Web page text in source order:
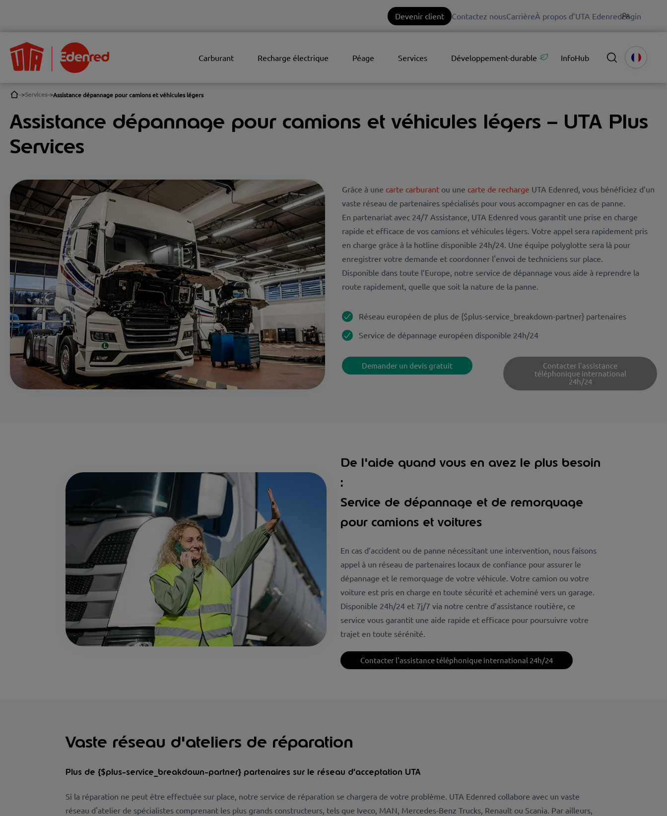
Devenir client Contactez nousCarrièreÀ propos d’UTA EdenredLogin
Carburant Recharge électrique Péage Services Développement-durable InfoHub
Services Assistance dépannage pour camions et véhicules légers
Assistance dépannage pour camions et véhicules légers – UTA Plus
Services
Grâce à une carte carburantou une carte de recharge UTA Edenred, vous bénéficiez d’un
vaste réseau de partenaires spécialisés pour vous accompagner en cas de panne.
En partenariat avec 24/7 Assistance, UTA Edenred vous garantit une prise en charge
rapide et efficace de vos camions et véhicules légers. Votre appel sera rapidement pris
en charge grâce à la hotline disponible 24h/24. Une équipe polyglotte sera là pour
enregistrer votre demande et coordonner l'envoi de techniciens sur place.
Disponible dans toute l’Europe, notre service de dépannage vous aide à reprendre la
route rapidement, quelle que soit la nature de la panne.
Réseau européen de plus de {$plus-service_breakdown-partner} partenaires
Service de dépannage européen disponible 24h/24
Demander un devis gratuit
Contacter l'assistance
téléphonique international
24h/24
De l'aide quand vous en avez le plus besoin
:
Service de dépannage et de remorquage
pour camions et voitures
En cas d’accident ou de panne nécessitant une intervention, nous faisons
appel à un réseau de partenaires locaux de confiance pour assurer le
dépannage et le remorquage de votre véhicule. Votre camion ou votre
voiture est pris en charge en toute sécurité et acheminé vers un garage.
Disponible 24h/24 et 7j/7 via notre centre d’assistance routière, ce
service vous garantit une aide rapide et efficace pour poursuivre votre
trajet en toute sérénité.
Contacter l'assistance téléphonique international 24h/24
Vaste réseau d'ateliers de réparation
Plus de {$plus-service_breakdown-partner} partenaires sur le réseau d’acceptation UTA
Si la réparation ne peut être effectuée sur place, notre service de réparation se chargera de votre problème. UTA Edenred collabore avec un vaste
réseau d'atelier de spécialistes comprenant les plus grands constructeurs, tels que Iveco, MAN, Mercedes-Benz Trucks, Renault ou Scania. Par ailleurs,